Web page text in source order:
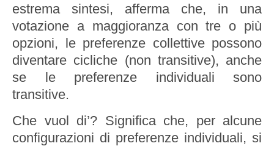
estrema sintesi, afferma che, in una
votazione a maggioranza con tre o più
opzioni, le preferenze collettive possono
diventare cicliche (non transitive), anche
se le preferenze individuali sono
transitive.
Che vuol di’? Significa che, per alcune
configurazioni di preferenze individuali, si